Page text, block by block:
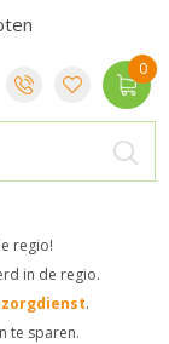
regio!
in de regio.
.
te sparen.